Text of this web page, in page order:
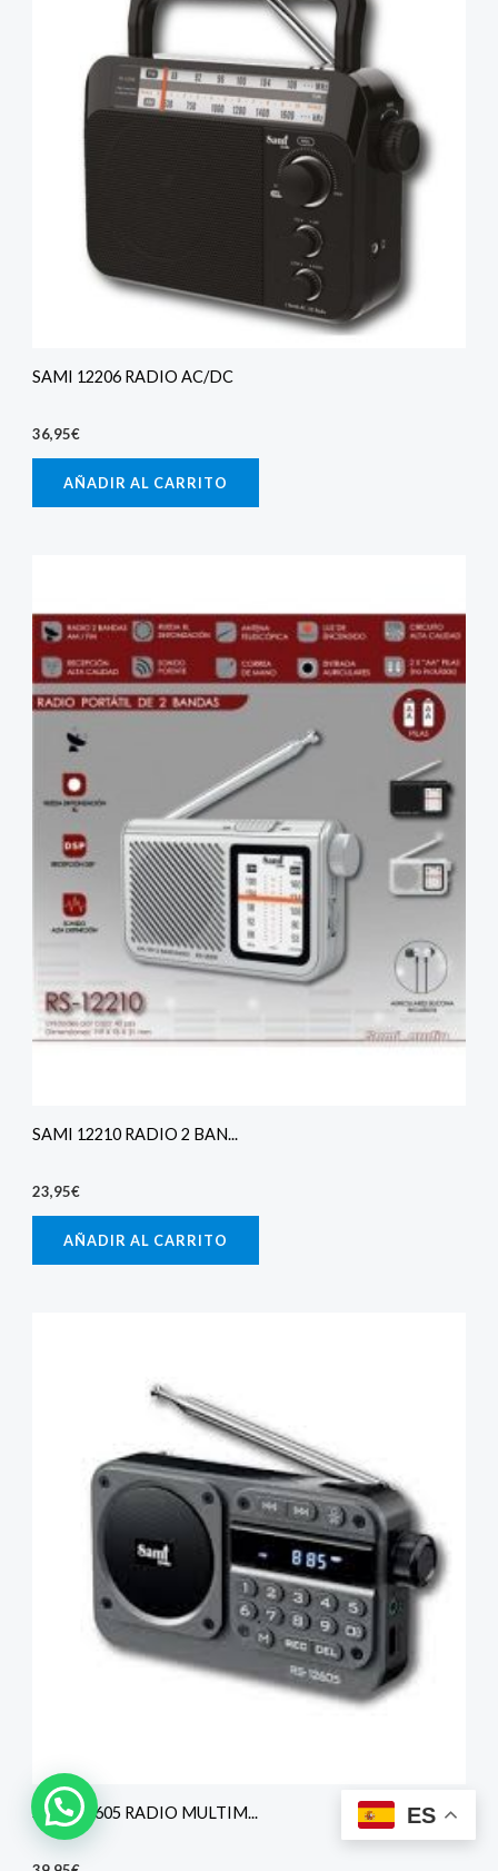
SAMI 12206 RADIO AC/DC
36,95€
AÑADIR AL CARRITO
SAMI 12210 RADIO 2 BAN...
23,95€
AÑADIR AL CARRITO
SAMI 12605 RADIO MULTIM... ES
1